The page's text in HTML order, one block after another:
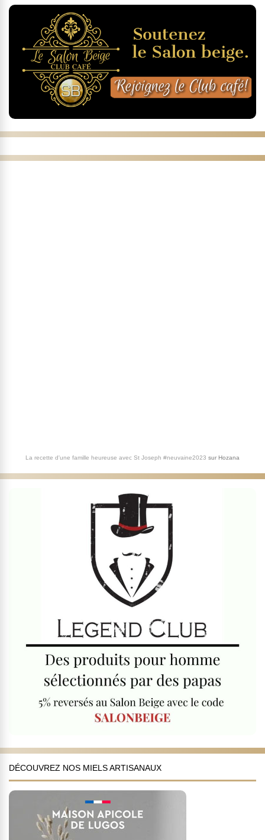
La recette d'une famille heureuse avec St Joseph #neuvaine2023 sur Hozana
DÉCOUVREZ NOS MIELS ARTISANAUX